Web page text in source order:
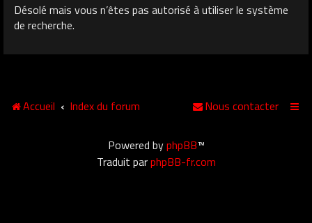
Désolé mais vous n’êtes pas autorisé à utiliser le système
de recherche.
Accueil Index du forum Nous contacter
Powered byphpBB™
Traduit parphpBB-fr.com